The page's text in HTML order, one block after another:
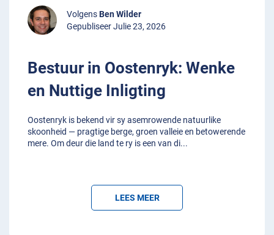
VolgensBen Wilder
Gepubliseer Julie 23, 2026
Bestuur in Oostenryk: Wenke
en Nuttige Inligting
Oostenryk is bekend vir sy asemrowende natuurlike
skoonheid — pragtige berge, groen valleie en betowerende
mere. Om deur die land te ry is een van di...
LEES MEER